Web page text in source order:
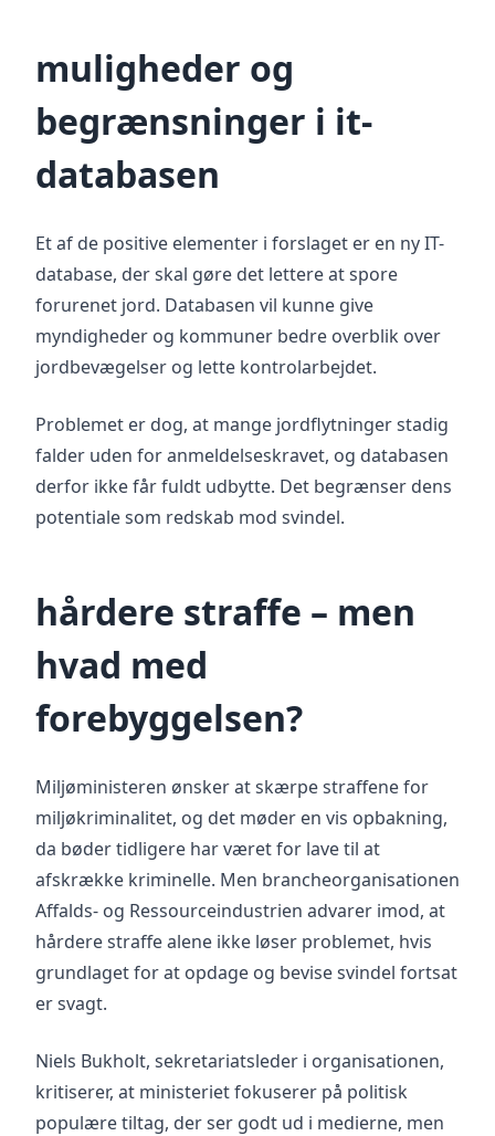
muligheder og
begrænsninger i it-
databasen
Et af de positive elementer i forslaget er en ny IT-
database, der skal gøre det lettere at spore
forurenet jord. Databasen vil kunne give
myndigheder og kommuner bedre overblik over
jordbevægelser og lette kontrolarbejdet.
Problemet er dog, at mange jordflytninger stadig
falder uden for anmeldelseskravet, og databasen
derfor ikke får fuldt udbytte. Det begrænser dens
potentiale som redskab mod svindel.
hårdere straffe – men
hvad med
forebyggelsen?
Miljøministeren ønsker at skærpe straffene for
miljøkriminalitet, og det møder en vis opbakning,
da bøder tidligere har været for lave til at
afskrække kriminelle. Men brancheorganisationen
Affalds- og Ressourceindustrien advarer imod, at
hårdere straffe alene ikke løser problemet, hvis
grundlaget for at opdage og bevise svindel fortsat
er svagt.
Niels Bukholt, sekretariatsleder i organisationen,
kritiserer, at ministeriet fokuserer på politisk
populære tiltag, der ser godt ud i medierne, men